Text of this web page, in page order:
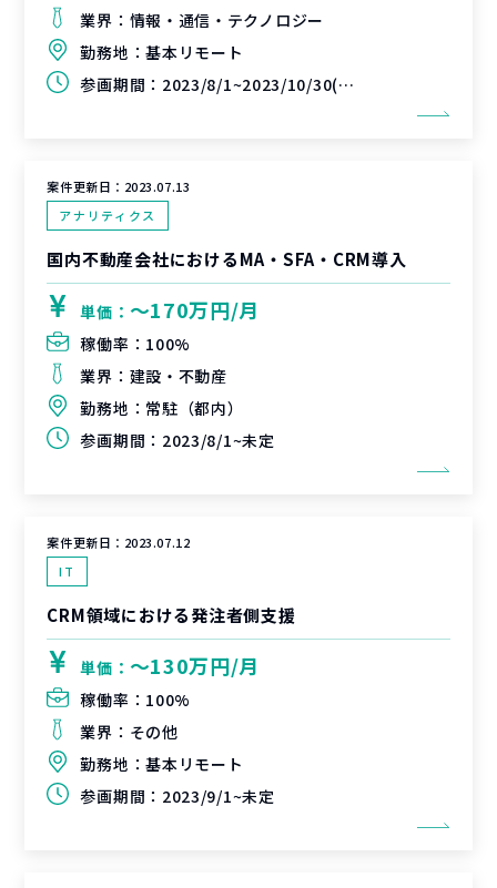
業界： 情報・通信・テクノロジー
勤務地：基本リモート
参画期間： 2023/8/1~2023/10/30(延長可能性あり)
案件更新日： 2023.07.13
アナリティクス
国内不動産会社におけるMA・SFA・CRM導入
単価： 〜170万円/月
稼働率： 100%
業界： 建設・不動産
勤務地： 常駐（都内）
参画期間： 2023/8/1~未定
案件更新日： 2023.07.12
IT
CRM領域における発注者側支援
単価： 〜130万円/月
稼働率： 100%
業界： その他
勤務地：基本リモート
参画期間： 2023/9/1~未定